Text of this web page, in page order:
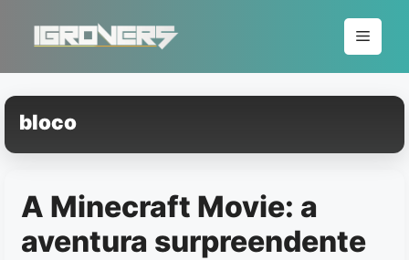
conteúdo
Menu
bloco
A Minecraft Movie: a
aventura surpreendente